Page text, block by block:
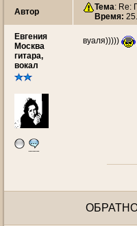
Автор Тема: Re:
Время:
Евгения
Москва
гитара,
вокал
вуаля)))))